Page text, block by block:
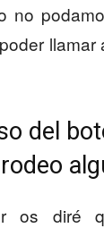
no
llamar
del
os diré